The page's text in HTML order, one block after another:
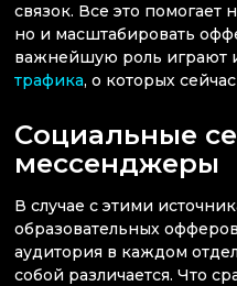
связок. Все это помогает
но и масштабировать
важнейшую роль играют
трафика, о которых
Социальные
мессенджеры
В случае с этими
образовательных
аудитория в каждом
собой различается. Что